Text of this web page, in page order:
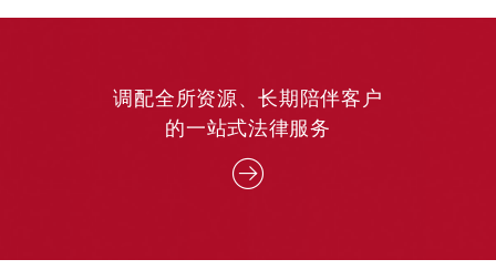
调配全所资源、长期陪伴客户
的一站式法律服务